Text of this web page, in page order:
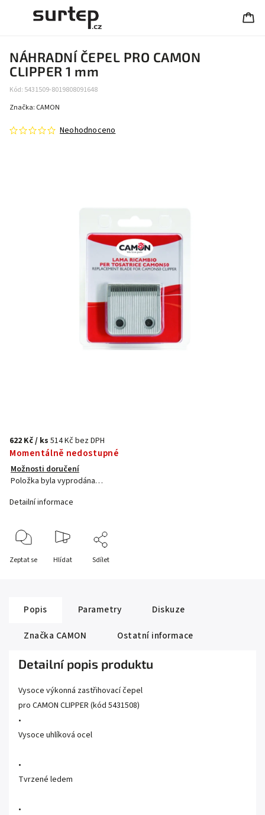
NÁHRADNÍ ČEPEL PRO CAMON
CLIPPER 1 mm
Kód: 5431509-8019808091648
Neohodnoceno
Značka: CAMON
622 Kč/ ks 514 Kč bez DPH
Momentálně nedostupné
Možnosti doručení
Položka byla vyprodána…
Detailní informace
Zeptat se Hlídat Sdílet
Popis Parametry
Diskuze
Značka CAMON Ostatní informace
Detailní popis produktu
Vysoce výkonná zastřihovací čepel
pro CAMON CLIPPER (kód 5431508)
•
Vysoce uhlíková ocel
•
Tvrzené ledem
•